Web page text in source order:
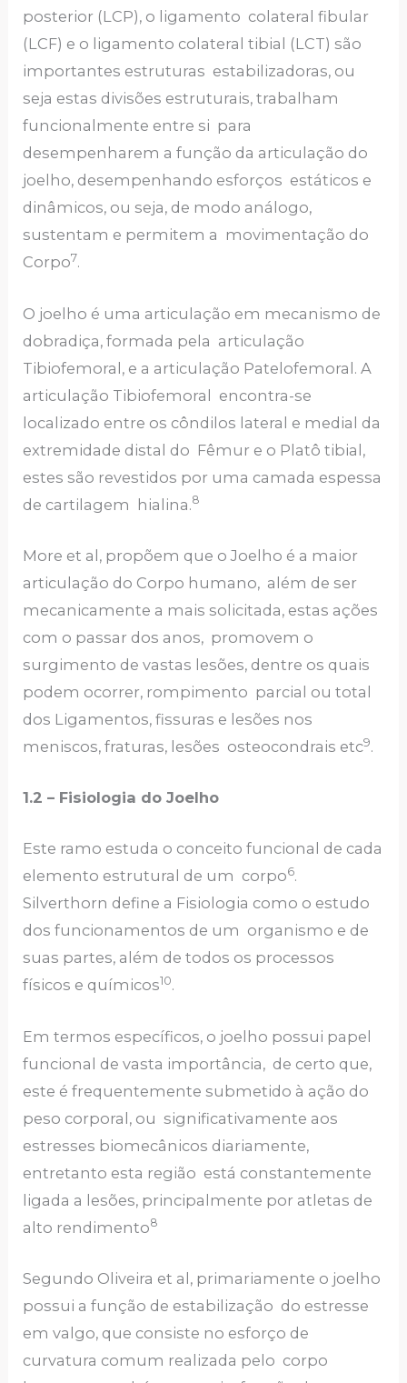
posterior (LCP), o ligamento colateral fibular
(LCF) e o ligamento colateral tibial (LCT) são
importantes estruturas estabilizadoras, ou
seja estas divisões estruturais, trabalham
funcionalmente entre si para
desempenharem a função da articulação do
joelho, desempenhando esforços estáticos e
dinâmicos, ou seja, de modo análogo,
sustentam e permitem a movimentação do
Corpo7.
O joelho é uma articulação em mecanismo de
dobradiça, formada pela articulação
Tibiofemoral, e a articulação Patelofemoral. A
articulação Tibiofemoral encontra-se
localizado entre os côndilos lateral e medial da
extremidade distal do Fêmur e o Platô tibial,
estes são revestidos por uma camada espessa
de cartilagem hialina.8
More et al, propõem que o Joelho é a maior
articulação do Corpo humano, além de ser
mecanicamente a mais solicitada, estas ações
com o passar dos anos, promovem o
surgimento de vastas lesões, dentre os quais
podem ocorrer, rompimento parcial ou total
dos Ligamentos, fissuras e lesões nos
meniscos, fraturas, lesões osteocondrais etc9.
1.2 – Fisiologia do Joelho
Este ramo estuda o conceito funcional de cada
elemento estrutural de um corpo6.
Silverthorn define a Fisiologia como o estudo
dos funcionamentos de um organismo e de
suas partes, além de todos os processos
físicos e químicos10.
Em termos específicos, o joelho possui papel
funcional de vasta importância, de certo que,
este é frequentemente submetido à ação do
peso corporal, ou significativamente aos
estresses biomecânicos diariamente,
entretanto esta região está constantemente
ligada a lesões, principalmente por atletas de
alto rendimento8
Segundo Oliveira et al, primariamente o joelho
possui a função de estabilização do estresse
em valgo, que consiste no esforço de
curvatura comum realizada pelo corpo